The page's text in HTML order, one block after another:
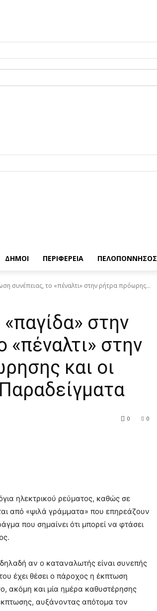
ΔΗΜΟΙ ΠΕΡΙΦΕΡΕΙΑ ΠΕΛΟΠΟΝΝΗΣΟΣ
συνέπειας, το «πέναλτι» στην ρήτρα πρόωρης...
στην
στην
και οι
0
0
ηλεκτρικού ρεύματος, καθώς σε
από «ψιλά γράμματα» που επηρεάζουν
που σημαίνει ότι μπορεί να φτάσει
αν ο καταναλωτής είναι συνεπής
έχει θέσει ο πάροχος η έκπτωση
ακόμη και μία ημέρα καθυστέρησης
αυξάνοντας απότομα τον